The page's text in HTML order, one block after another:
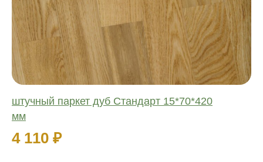
штучный паркет дуб Стандарт 15*70*420
мм
4 110 ₽
Длина:
Ширина:
Толщина: